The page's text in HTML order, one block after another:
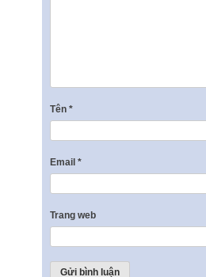
Tên *
Email *
Trang web